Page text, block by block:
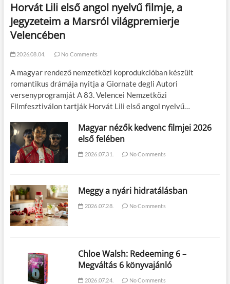
Horvát Lili első angol nyelvű filmje, a
Jegyzeteim a Marsról világpremierje
Velencében
2026.08.04. No Comments
A magyar rendező nemzetközi koprodukcióban készült
romantikus drámája nyitja a Giornate degli Autori
versenyprogramját A 83. Velencei Nemzetközi
Filmfesztiválon tartják Horvát Lili első angol nyelvű…
Magyar nézők kedvenc filmjei 2026
első felében
2026.07.31. No Comments
Meggy a nyári hidratálásban
2026.07.28. No Comments
Chloe Walsh: Redeeming 6 –
Megváltás 6 könyvajánló
2026.07.24. No Comments